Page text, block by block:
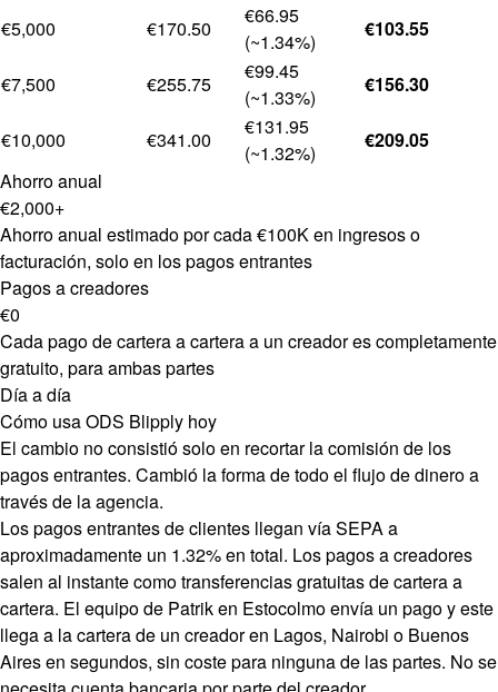
€5,000
€170.50
€66.95
(~1.34%)
€103.55
€7,500 €255.75
€99.45
(~1.33%)
€156.30
€10,000 €341.00
€131.95
(~1.32%)
€209.05
Ahorro anual
€2,000+
Ahorro anual estimado por cada €100K en ingresos o
facturación, solo en los pagos entrantes
Pagos a creadores
€0
Cada pago de cartera a cartera a un creador es completamente
gratuito, para ambas partes
Día a día
Cómo usa ODS Blipply hoy
El cambio no consistió solo en recortar la comisión de los
pagos entrantes. Cambió la forma de todo el flujo de dinero a
través de la agencia.
Los pagos entrantes de clientes llegan vía SEPA a
aproximadamente un 1.32% en total. Los pagos a creadores
salen al instante como transferencias gratuitas de cartera a
cartera. El equipo de Patrik en Estocolmo envía un pago y este
llega a la cartera de un creador en Lagos, Nairobi o Buenos
Aires en segundos, sin coste para ninguna de las partes. No se